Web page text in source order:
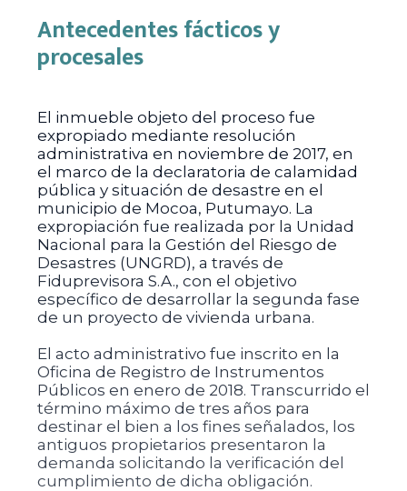
Antecedentes fácticos y
procesales
El inmueble objeto del proceso fue
expropiado mediante resolución
administrativa en noviembre de 2017, en
el marco de la declaratoria de calamidad
pública y situación de desastre en el
municipio de Mocoa, Putumayo. La
expropiación fue realizada por la Unidad
Nacional para la Gestión del Riesgo de
Desastres (UNGRD), a través de
Fiduprevisora S.A., con el objetivo
específico de desarrollar la segunda fase
de un proyecto de vivienda urbana.
El acto administrativo fue inscrito en la
Oficina de Registro de Instrumentos
Públicos en enero de 2018. Transcurrido el
término máximo de tres años para
destinar el bien a los fines señalados, los
antiguos propietarios presentaron la
demanda solicitando la verificación del
cumplimiento de dicha obligación.